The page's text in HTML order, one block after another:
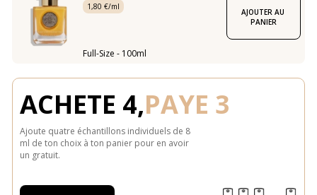
1,80 €/ml
Full-Size - 100ml
AJOUTER AU
PANIER
ACHETE 4,PAYE 3
Ajoute quatre échantillons individuels de 8
ml de ton choix à ton panier pour en avoir
un gratuit.